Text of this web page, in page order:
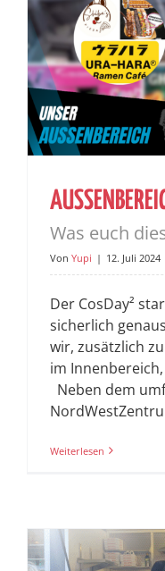
Was euch
Von Yupi | 12. Juli 2024
Der CosDay²
sicherlich
wir, zusätzlich
im
Neben dem
Weiterlesen